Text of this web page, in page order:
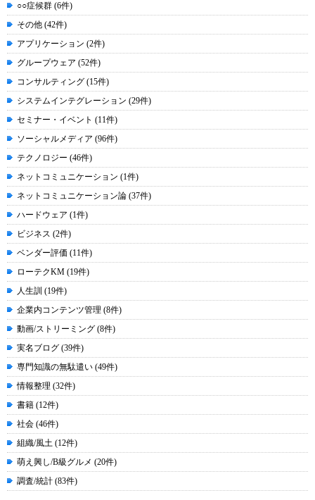
○○症候群 (6件)
その他 (42件)
アプリケーション (2件)
グループウェア (52件)
コンサルティング (15件)
システムインテグレーション (29件)
セミナー・イベント (11件)
ソーシャルメディア (96件)
テクノロジー (46件)
ネットコミュニケーション (1件)
ネットコミュニケーション論 (37件)
ハードウェア (1件)
ビジネス (2件)
ベンダー評価 (11件)
ローテクKM (19件)
人生訓 (19件)
企業内コンテンツ管理 (8件)
動画/ストリーミング (8件)
実名ブログ (39件)
専門知識の無駄遣い (49件)
情報整理 (32件)
書籍 (12件)
社会 (46件)
組織/風土 (12件)
萌え興し/B級グルメ (20件)
調査/統計 (83件)